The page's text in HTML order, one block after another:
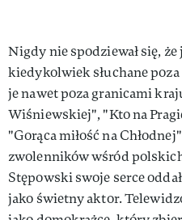
Nigdy nie spodziewał się,
kiedykolwiek słuchane
je nawet poza granicami
Wiśniewskiej", "Kto na
"Gorąca miłość na
zwolenników wśród polskich
Stępowski swoje serce
jako świetny aktor.